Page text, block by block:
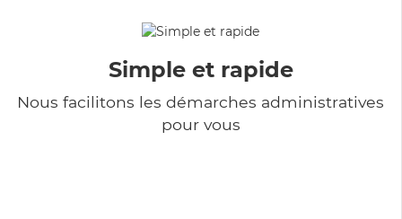
Simple et rapide
Nous facilitons les démarches administratives
pour vous